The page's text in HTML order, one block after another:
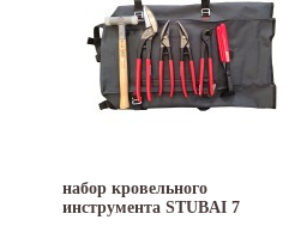
набор кровельного
инструмента STUBAI 7